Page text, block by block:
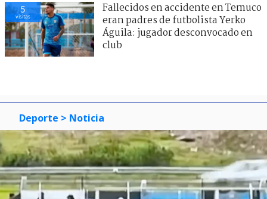
5
visitas
Fallecidos en accidente en Temuco
eran padres de futbolista Yerko
Águila: jugador desconvocado en
club
Deporte > Noticia